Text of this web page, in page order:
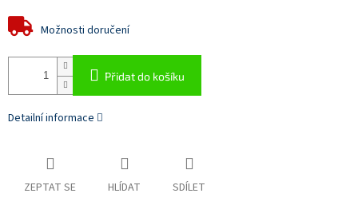
Možnosti doručení
Přidat do košíku
Detailní informace
ZEPTAT SE HLÍDAT SDÍLET